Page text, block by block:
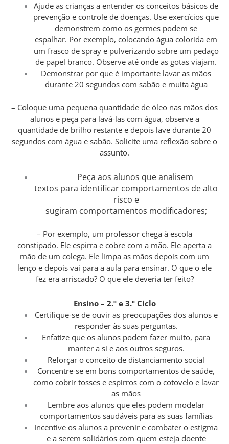
Ajude as crianças a entender os conceitos básicos de
prevenção e controle de doenças. Use exercícios que
demonstrem como os germes podem se
espalhar. Por exemplo, colocando água colorida em
um frasco de spray e pulverizando sobre um pedaço
de papel branco. Observe até onde as gotas viajam.
Demonstrar por que é importante lavar as mãos
durante 20 segundos com sabão e muita água
– Coloque uma pequena quantidade de óleo nas mãos dos
alunos e peça para lavá-las com água, observe a
quantidade de brilho restante e depois lave durante 20
segundos com água e sabão. Solicite uma reflexão sobre o
assunto.
Peça aos alunos que analisem
textos para identificar comportamentos de alto
risco e
sugiram comportamentos modificadores;
– Por exemplo, um professor chega à escola
constipado. Ele espirra e cobre com a mão. Ele aperta a
mão de um colega. Ele limpa as mãos depois com um
lenço e depois vai para a aula para ensinar. O que o ele
fez era arriscado? O que ele deveria ter feito?
Ensino – 2.º e 3.º Ciclo
Certifique-se de ouvir as preocupações dos alunos e
responder às suas perguntas.
Enfatize que os alunos podem fazer muito, para
manter a si e aos outros seguros.
Reforçar o conceito de distanciamento social
Concentre-se em bons comportamentos de saúde,
como cobrir tosses e espirros com o cotovelo e lavar
as mãos
Lembre aos alunos que eles podem modelar
comportamentos saudáveis para as suas famílias
Incentive os alunos a prevenir e combater o estigma
e a serem solidários com quem esteja doente